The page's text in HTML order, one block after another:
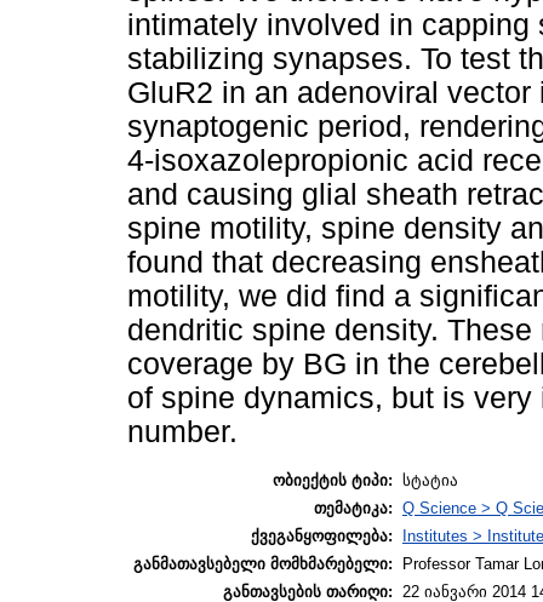
intimately involved in
stabilizing synapses. To test
GluR2 in an adenoviral
synaptogenic period,
4-isoxazolepropionic acid
and causing glial sheath
spine motility, spine density
found that decreasing
motility, we did find a
dendritic spine density.
coverage by BG in the
of spine dynamics, but is
number.
ობიექტის ტიპი: სტატია
თემატიკა: Q Science > Q
ქვეგანყოფილება:
Institutes >
განმათავსებელი მომხმარებელი:
Professor Tamar
განთავსების თარიღი:
22 იანვარი 2014